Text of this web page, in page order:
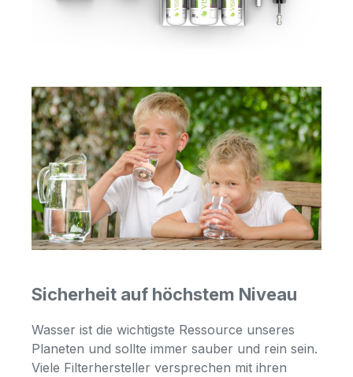
Sicherheit auf höchstem Niveau
Wasser ist die wichtigste Ressource unseres
Planeten und sollte immer sauber und rein sein.
Viele Filterhersteller versprechen mit ihren